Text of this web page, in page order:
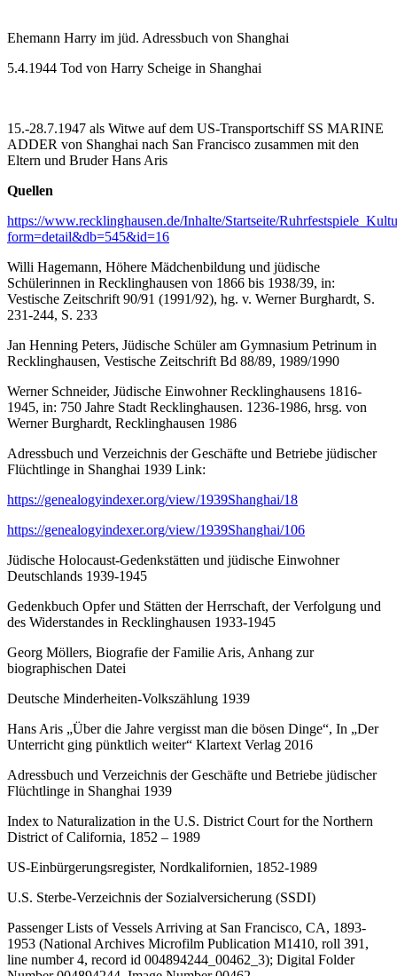
Ehemann Harry im jüd. Adressbuch von Shanghai
5.4.1944 Tod von Harry Scheige in Shanghai
15.-28.7.1947 als Witwe auf dem US-Transportschiff SS MARINE
ADDER von Shanghai nach San Francisco zusammen mit den
Eltern und Bruder Hans Aris
Quellen
https://www.recklinghausen.de/Inhalte/Startseite/
form=detail&db=545&id=16
Willi Hagemann, Höhere Mädchenbildung und jüdische
Schülerinnen in Recklinghausen von 1866 bis 1938/39, in:
Vestische Zeitschrift 90/91 (1991/92), hg. v. Werner Burghardt, S.
231-244, S. 233
Jan Henning Peters, Jüdische Schüler am Gymnasium Petrinum in
Recklinghausen, Vestische Zeitschrift Bd 88/89, 1989/1990
Werner Schneider, Jüdische Einwohner Recklinghausens 1816-
1945, in: 750 Jahre Stadt Recklinghausen. 1236-1986, hrsg. von
Werner Burghardt, Recklinghausen 1986
Adressbuch und Verzeichnis der Geschäfte und Betriebe jüdischer
Flüchtlinge in Shanghai 1939 Link:
https://genealogyindexer.org/view/1939Shanghai/18
https://genealogyindexer.org/view/1939Shanghai/106
Jüdische Holocaust-Gedenkstätten und jüdische Einwohner
Deutschlands 1939-1945
Gedenkbuch Opfer und Stätten der Herrschaft, der Verfolgung und
des Widerstandes in Recklinghausen 1933-1945
Georg Möllers, Biografie der Familie Aris, Anhang zur
biographischen Datei
Deutsche Minderheiten-Volkszählung 1939
Hans Aris „Über die Jahre vergisst man die bösen Dinge“, In „Der
Unterricht ging pünktlich weiter“ Klartext Verlag 2016
Adressbuch und Verzeichnis der Geschäfte und Betriebe jüdischer
Flüchtlinge in Shanghai 1939
Index to Naturalization in the U.S. District Court for the Northern
District of California, 1852 – 1989
US-Einbürgerungsregister, Nordkalifornien, 1852-1989
U.S. Sterbe-Verzeichnis der Sozialversicherung (SSDI)
Passenger Lists of Vessels Arriving at San Francisco, CA, 1893-
1953 (National Archives Microfilm Publication M1410, roll 391,
line number 4, record id 004894244_00462_3); Digital Folder